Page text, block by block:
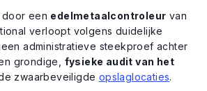
door een edelmetaalcontroleur van
verloopt volgens duidelijke
administratieve steekproef achter
grondige, fysieke audit van het
zwaarbeveiligde opslaglocaties.